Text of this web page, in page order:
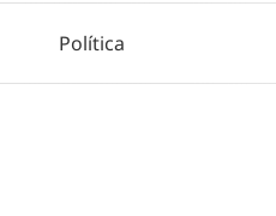
Política